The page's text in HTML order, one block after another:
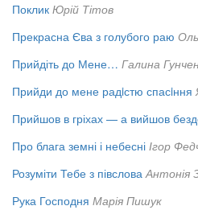
Поклик Юрій Тітов
Прекрасна Єва з голубого раю
Прийдіть до Мене… Галина
Прийди до мене радiстю спасiння
Прийшов в гріхах — а вийшов
Про блага земні і небесні Ігор
Розуміти Тебе з півслова Антонія
Рука Господня Марія Пишук